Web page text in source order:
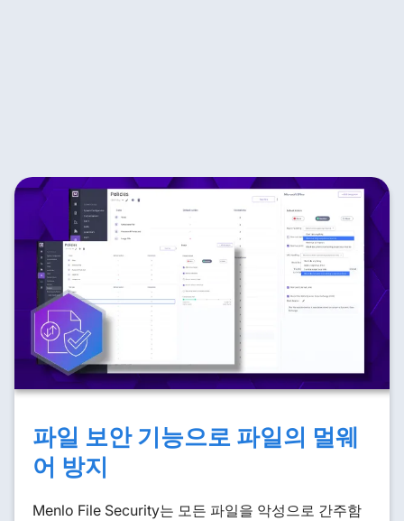
파일 보안 기능으로 파일의 멀웨
어 방지
Menlo File Security는 모든 파일을 악성으로 간주함